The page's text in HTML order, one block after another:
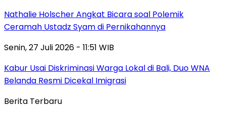
Nathalie Holscher Angkat Bicara soal Polemik
Ceramah Ustadz Syam di Pernikahannya
Senin, 27 Juli 2026 - 11:51 WIB
Kabur Usai Diskriminasi Warga Lokal di Bali, Duo WNA
Belanda Resmi Dicekal Imigrasi
Berita Terbaru